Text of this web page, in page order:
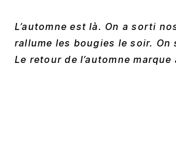
L’automne est là. On a sorti
rallume les bougies le soir.
Le retour de l’automne